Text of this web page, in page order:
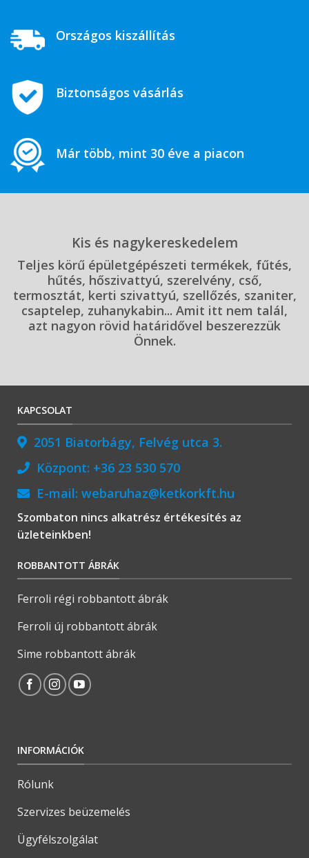
Országos kiszállítás
Biztonságos vásárlás
Már több, mint 30 éve a piacon
Kis és nagykereskedelem
Teljes körű épületgépészeti termékek, fűtés,
hűtés, hőszivattyú, szerelvény, cső,
termosztát, kerti szivattyú, szellőzés, szaniter,
csaptelep, zuhanykabin... Amit itt nem talál,
azt nagyon rövid határidővel beszerezzük
Önnek.
KAPCSOLAT
2051 Biatorbágy, Felvég utca 3.
Központ: +36 23 530 570
E-mail: webaruhaz@ketkorkft.hu
Szombaton nincs alkatrész értékesítés az
üzleteinkben!
ROBBANTOTT ÁBRÁK
Ferroli régi robbantott ábrák
Ferroli új robbantott ábrák
Sime robbantott ábrák
INFORMÁCIÓK
Rólunk
Szervizes beüzemelés
Ügyfélszolgálat